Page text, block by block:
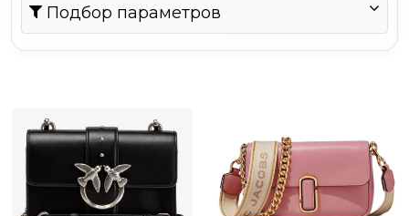
Подбор параметров